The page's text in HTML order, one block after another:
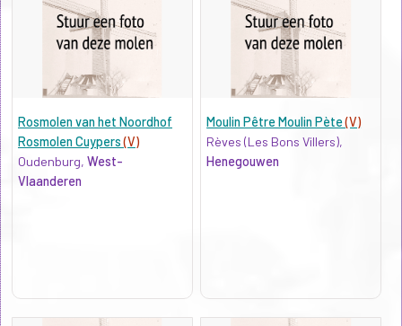
Rosmolen van het Noordhof
Rosmolen Cuypers(V)
Oudenburg, West-
Vlaanderen
Moulin Pêtre Moulin Pète(V)
Rèves (Les Bons Villers),
Henegouwen